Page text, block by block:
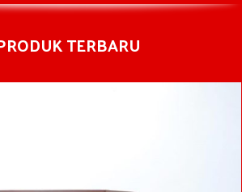
TERBARU